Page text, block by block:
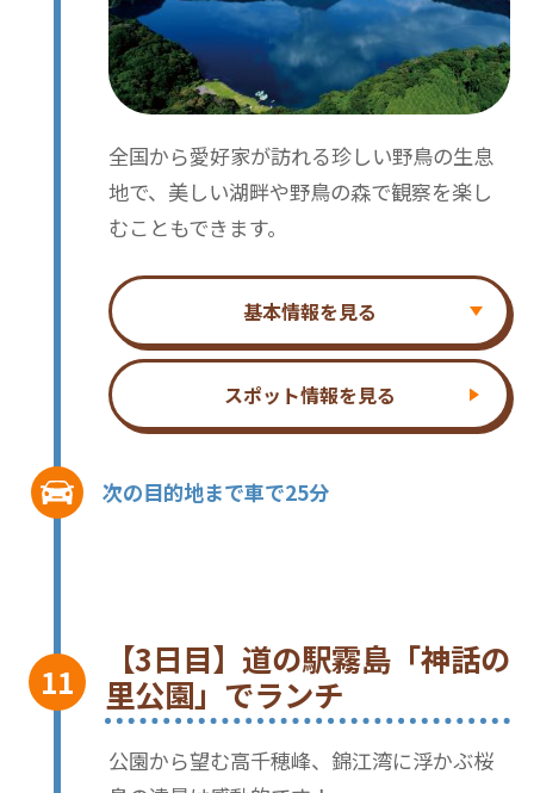
全国から愛好家が訪れる珍しい野鳥の生息
地で、美しい湖畔や野鳥の森で観察を楽し
むこともできます。
基本情報を見る
スポット情報を見る
次の目的地まで車で25分
【3日目】道の駅霧島「神話の
里公園」でランチ
公園から望む高千穂峰、錦江湾に浮かぶ桜